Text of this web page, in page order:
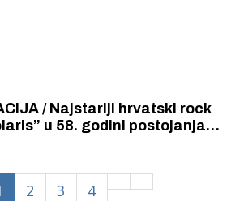
/ Najstariji hrvatski rock
u 58. godini postojanja
2 3 4